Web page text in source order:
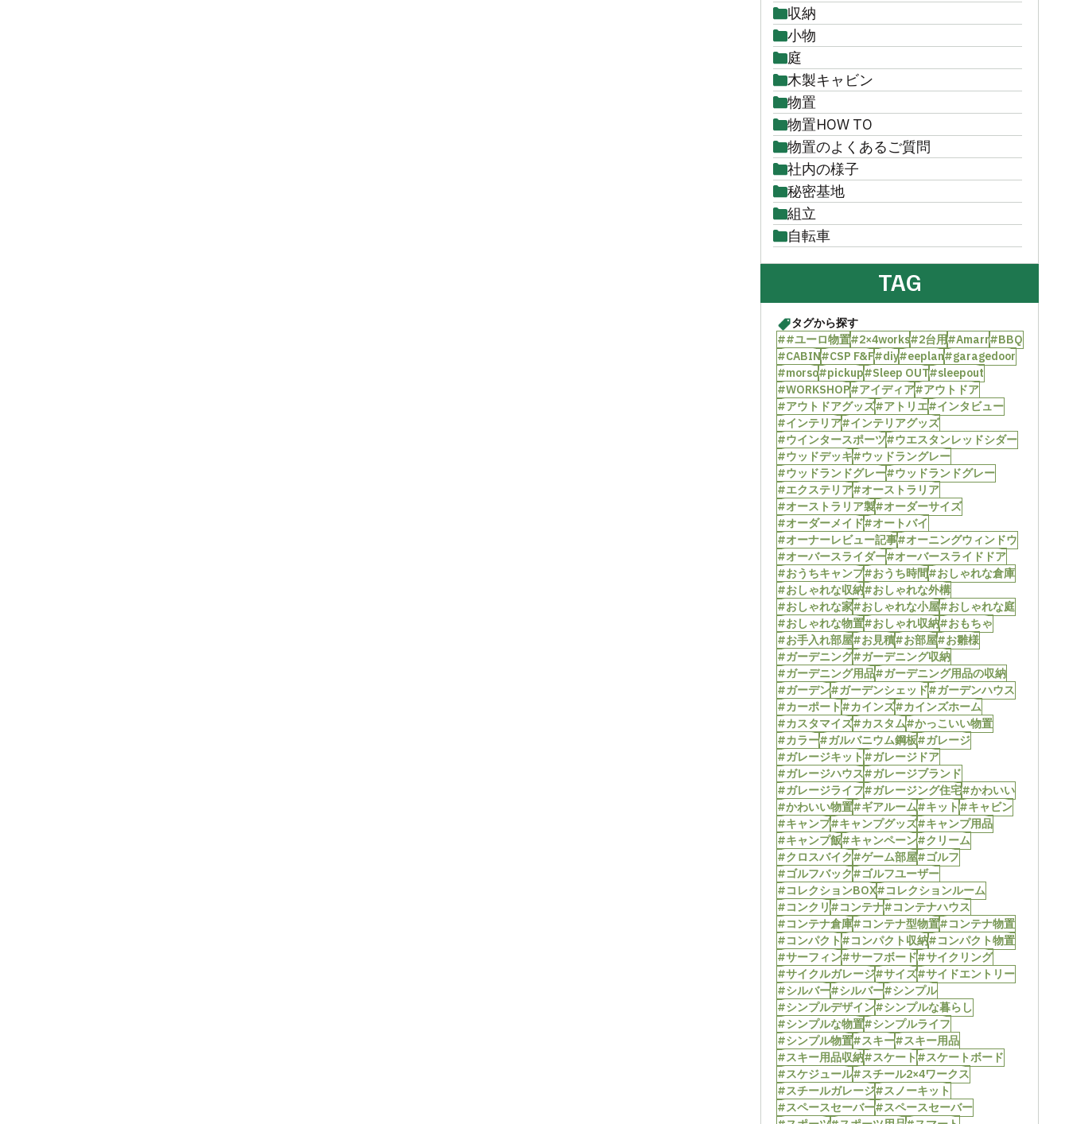
収納
小物
庭
木製キャビン
物置
物置HOW TO
物置のよくあるご質問
社内の様子
秘密基地
組立
自転車
TAG
タグから探す
##ユーロ物置#2×4works#2台用#Amarr#BBQ
#CABIN#CSP F&F#diy#eeplan#garagedoor
#morso#pickup#Sleep OUT#sleepout
#WORKSHOP#アイディア#アウトドア
#アウトドアグッズ#アトリエ#インタビュー
#インテリア#インテリアグッズ
#ウインタースポーツ#ウエスタンレッドシダー
#ウッドデッキ#ウッドラングレー
#ウッドランドグレー#ウッドランドグレー
#エクステリア#オーストラリア
#オーストラリア製#オーダーサイズ
#オーダーメイド#オートバイ
#オーナーレビュー記事#オーニングウィンドウ
#オーバースライダー#オーバースライドドア
#おうちキャンプ#おうち時間#おしゃれな倉庫
#おしゃれな収納#おしゃれな外構
#おしゃれな家#おしゃれな小屋#おしゃれな庭
#おしゃれな物置#おしゃれ収納#おもちゃ
#お手入れ部屋#お見積#お部屋#お雛様
#ガーデニング#ガーデニング収納
#ガーデニング用品#ガーデニング用品の収納
#ガーデン#ガーデンシェッド#ガーデンハウス
#カーポート#カインズ#カインズホーム
#カスタマイズ#カスタム#かっこいい物置
#カラー#ガルバニウム鋼板#ガレージ
#ガレージキット#ガレージドア
#ガレージハウス#ガレージブランド
#ガレージライフ#ガレージング住宅#かわいい
#かわいい物置#ギアルーム#キット#キャビン
#キャンプ#キャンプグッズ#キャンプ用品
#キャンプ飯#キャンペーン#クリーム
#クロスバイク#ゲーム部屋#ゴルフ
#ゴルフバック#ゴルフユーザー
#コレクションBOX#コレクションルーム
#コンクリ#コンテナ#コンテナハウス
#コンテナ倉庫#コンテナ型物置#コンテナ物置
#コンパクト#コンパクト収納#コンパクト物置
#サーフィン#サーフボード#サイクリング
#サイクルガレージ#サイズ#サイドエントリー
#シルバー#シルバー#シンプル
#シンプルデザイン#シンプルな暮らし
#シンプルな物置#シンプルライフ
#シンプル物置#スキー#スキー用品
#スキー用品収納#スケート#スケートボード
#スケジュール#スチール2×4ワークス
#スチールガレージ#スノーキット
#スペースセーバー#スペースセーバー